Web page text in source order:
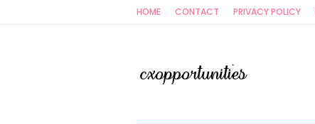
HOME CONTACT PRIVACY POLICY